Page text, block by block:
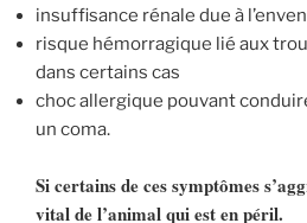
insuffisance rénale due à
risque hémorragique lié aux
dans certains cas
choc allergique pouvant
un coma.
Si certains de ces symptômes
vital de l’animal qui est en péril. ​